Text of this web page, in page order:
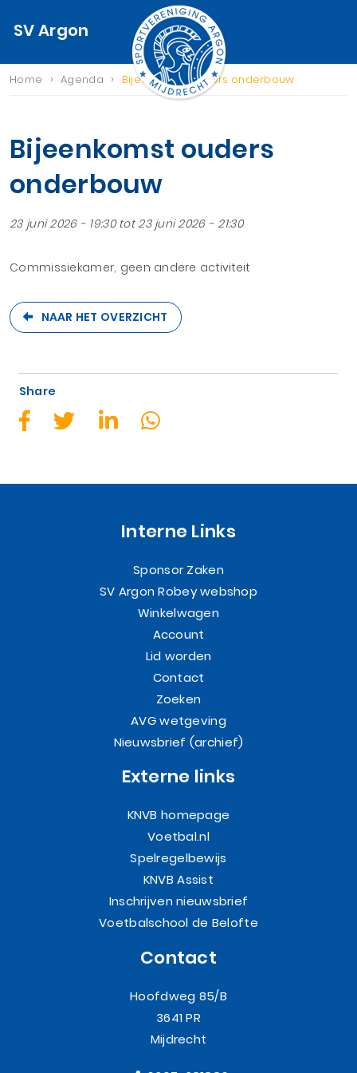
SV Argon
Home › Agenda › Bijeenkomst ouders onderbouw
Bijeenkomst ouders
onderbouw
23 juni 2026 - 19:30 tot 23 juni 2026 - 21:30
Commissiekamer, geen andere activiteit
NAAR HET OVERZICHT
Share
Interne Links
Sponsor Zaken
SV Argon Robey webshop
Winkelwagen
Account
Lid worden
Contact
Zoeken
AVG wetgeving
Nieuwsbrief (archief)
Externe links
KNVB homepage
Voetbal.nl
Spelregelbewijs
KNVB Assist
Inschrijven nieuwsbrief
Voetbalschool de Belofte
Contact
Hoofdweg 85/B
3641 PR
Mijdrecht